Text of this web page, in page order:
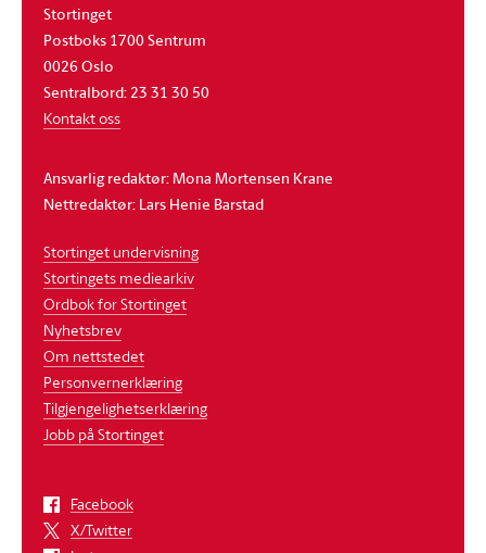
Stortinget
Postboks 1700 Sentrum
0026 Oslo
Sentralbord: 23 31 30 50
Kontakt oss
Ansvarlig redaktør: Mona Mortensen Krane
Nettredaktør: Lars Henie Barstad
Stortinget undervisning
Stortingets mediearkiv
Ordbok for Stortinget
Nyhetsbrev
Om nettstedet
Personvernerklæring
Tilgjengelighetserklæring
Jobb på Stortinget
Facebook
X/Twitter